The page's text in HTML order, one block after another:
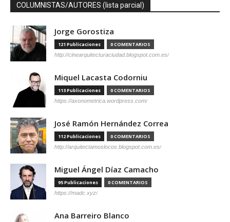
COLUMNISTAS/AUTORES (lista parcial)
Jorge Gorostiza
121 Publicaciones 0 COMENTARIOS
http://cinearquitecturaciudad.blogspot.com.es/
Miquel Lacasta Codorniu
113 Publicaciones 0 COMENTARIOS
https://axonometrica.wordpress.com/
José Ramón Hernández Correa
112 Publicaciones 0 COMENTARIOS
http://arquitectamoslocos.blogspot.com.es/
Miguel Ángel Díaz Camacho
95 Publicaciones 0 COMENTARIOS
https://madc.xyz/
Ana Barreiro Blanco